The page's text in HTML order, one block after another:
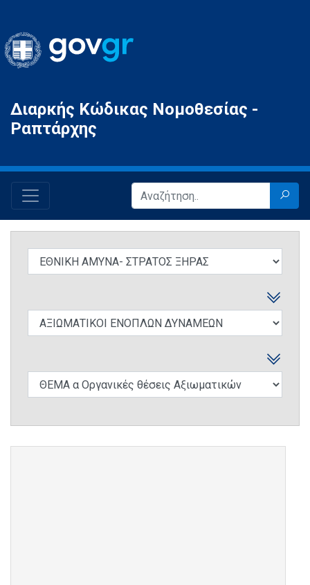
Gov.gr
Διαρκής Κώδικας Νομοθεσίας -
Ραπτάρχης